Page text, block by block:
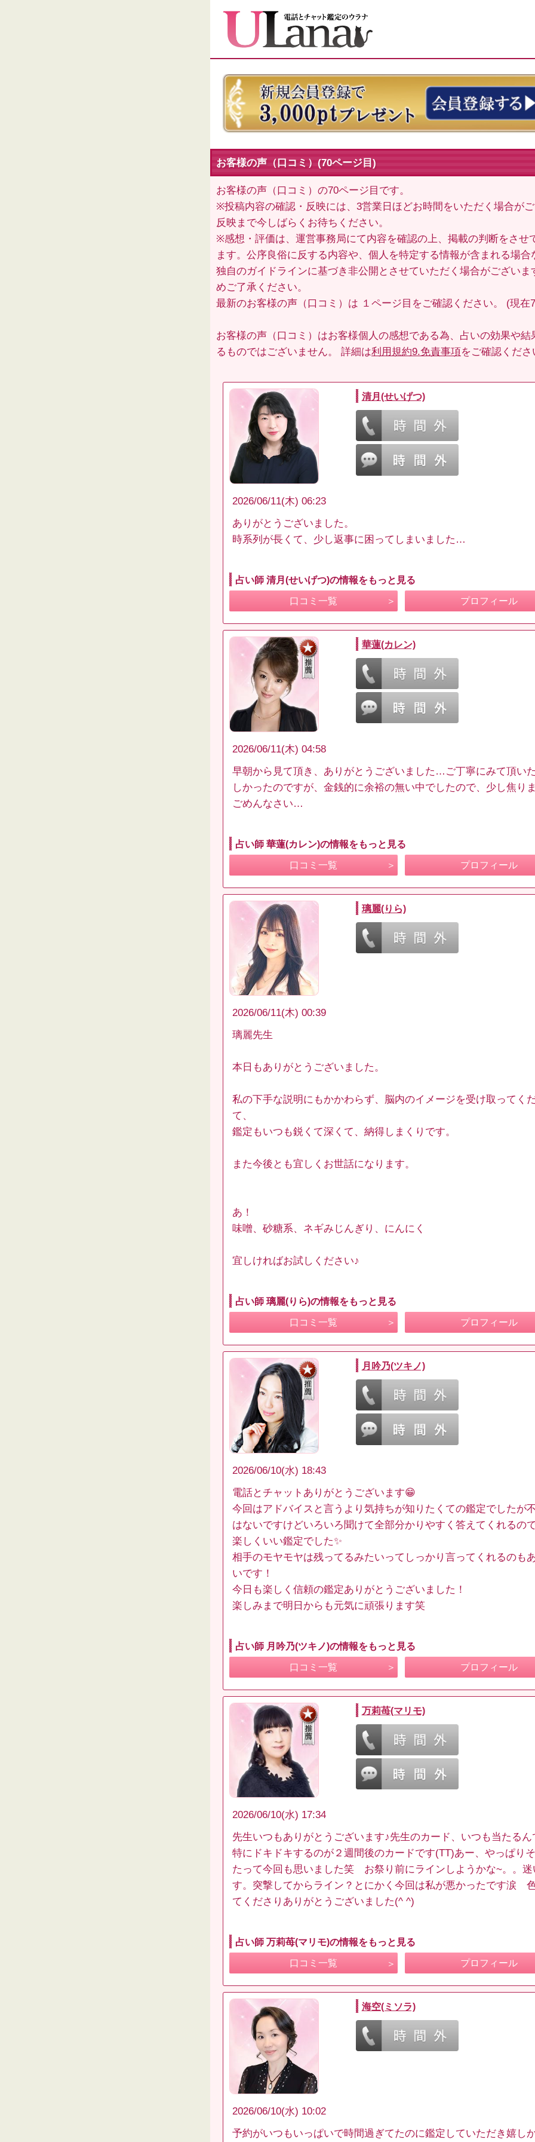
お客様の声（口コミ）(70ページ目)
お客様の声（口コミ）の70ページ目です。
※投稿内容の確認・反映には、3営業日ほどお時間をいただく場合が
反映まで今しばらくお待ちください。
※感想・評価は、運営事務局にて内容を確認の上、掲載の判断をさせ
ます。公序良俗に反する内容や、個人を特定する情報が含まれる場合
独自のガイドラインに基づき非公開とさせていただく場合がございま
めご了承ください。
最新のお客様の声（口コミ）は １ページ目 をご確認ください。 (現在
お客様の声（口コミ）はお客様個人の感想である為、占いの効果や結
るものではございません。 詳細は利用規約9.免責事項をご確認くださ
清月(せいげつ)
2026/06/11(木) 06:23
ありがとうございました。
時系列が長くて、少し返事に困ってしまいました…
占い師 清月(せいげつ)の情報をもっと見る
口コミ一覧 プロフィール
華蓮(カレン)
2026/06/11(木) 04:58
早朝から見て頂き、ありがとうございました…ご丁寧にみて頂い
しかったのですが、金銭的に余裕の無い中でしたので、少し焦り
ごめんなさい…
占い師 華蓮(カレン)の情報をもっと見る
口コミ一覧 プロフィール
璃麗(りら)
2026/06/11(木) 00:39
璃麗先生
本日もありがとうございました。
私の下手な説明にもかかわらず、脳内のイメージを受け取ってく
て、
鑑定もいつも鋭くて深くて、納得しまくりです。
また今後とも宜しくお世話になります。
あ！
味噌、砂糖系、ネギみじんぎり、にんにく
宜しければお試しください♪
占い師 璃麗(りら)の情報をもっと見る
口コミ一覧 プロフィール
月吟乃(ツキノ)
2026/06/10(水) 18:43
電話とチャットありがとうございます😁
今回はアドバイスと言うより気持ちが知りたくての鑑定でしたが
はないですけどいろいろ聞けて全部分かりやすく答えてくれるの
楽しくいい鑑定でした✨
相手のモヤモヤは残ってるみたいってしっかり言ってくれるのも
いです！
今日も楽しく信頼の鑑定ありがとうございました！
楽しみまで明日からも元気に頑張ります笑
占い師 月吟乃(ツキノ)の情報をもっと見る
口コミ一覧 プロフィール
万莉苺(マリモ)
2026/06/10(水) 17:34
先生いつもありがとうございます♪先生のカード、いつも当たるん
特にドキドキするのが２週間後のカードです(TT)あー、やっぱり
たって今回も思いました笑 お祭り前にラインしようかな~。。迷
す。突撃してからライン？とにかく今回は私が悪かったです涙
てくださりありがとうございました(^ ^)
占い師 万莉苺(マリモ)の情報をもっと見る
口コミ一覧 プロフィール
海空(ミソラ)
2026/06/10(水) 10:02
予約がいつもいっぱいで時間過ぎてたのに鑑定していただき嬉し